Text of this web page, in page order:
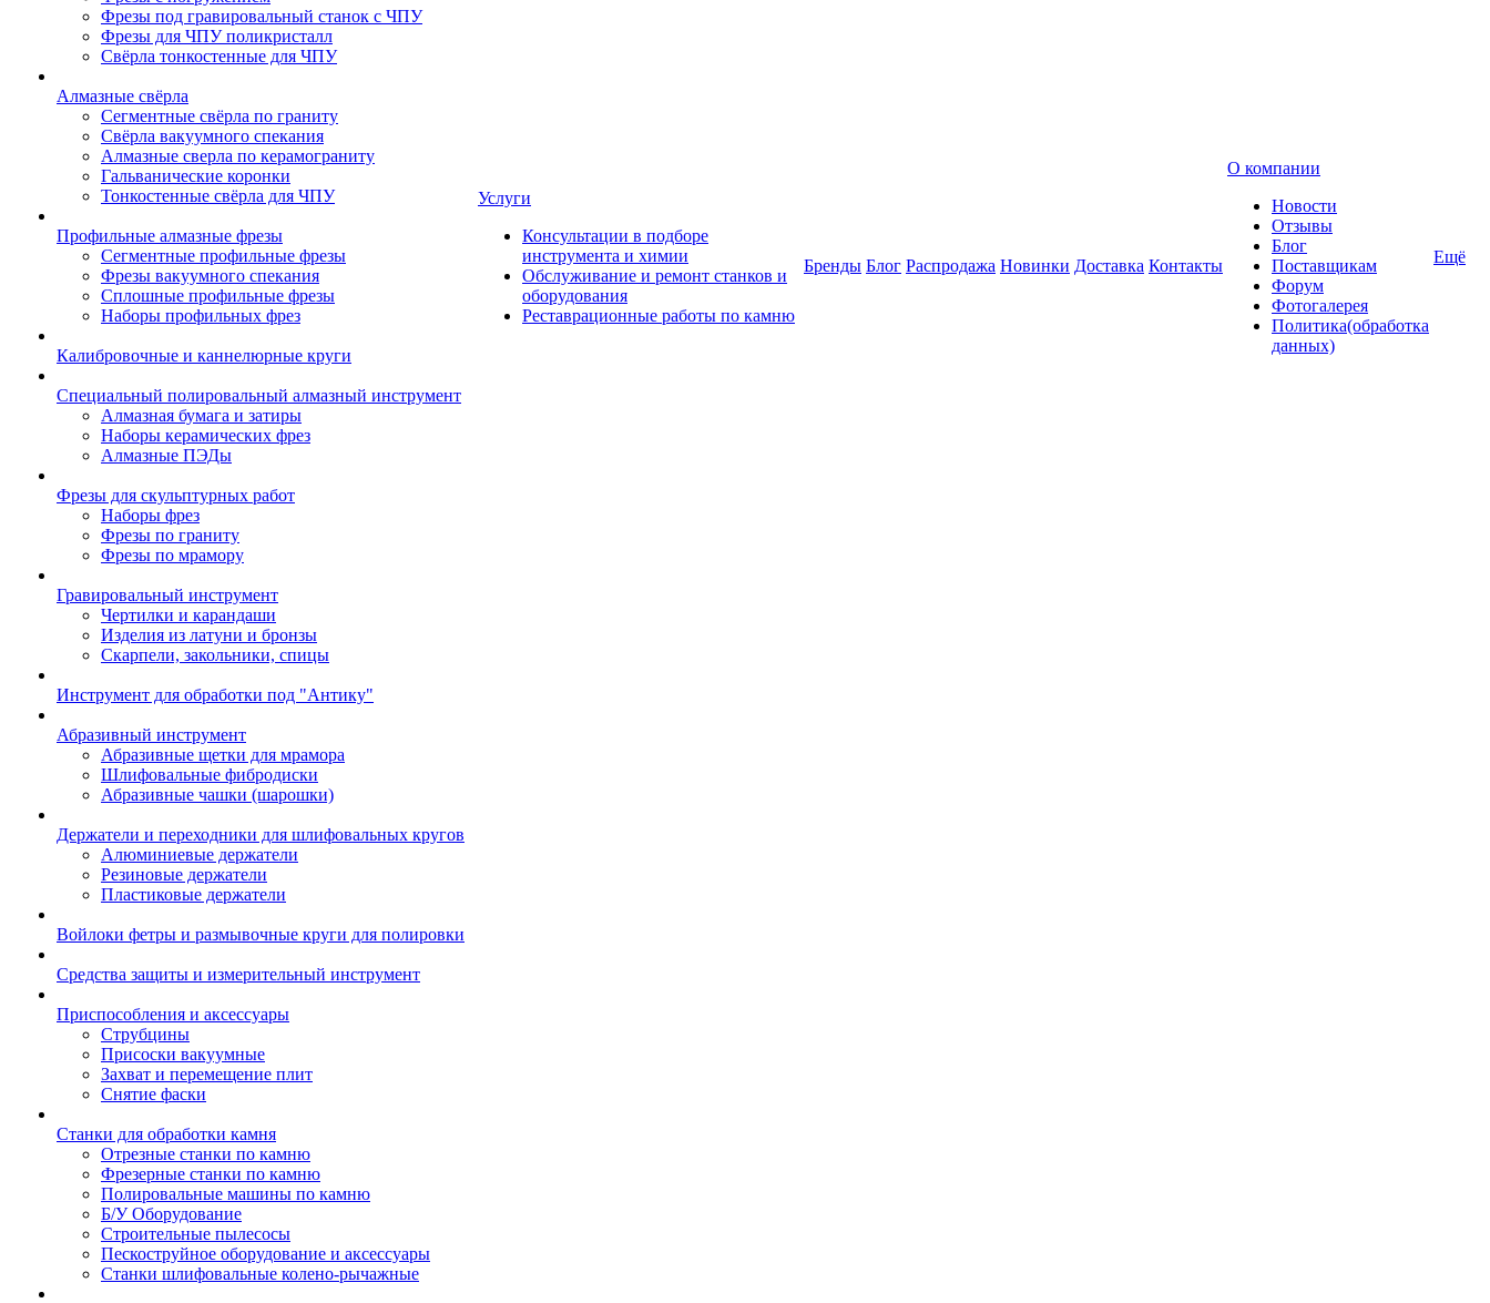
Фрезы под гравировальный станок с ЧПУ
Фрезы для ЧПУ поликристалл
Свёрла тонкостенные для ЧПУ
Алмазные свёрла
Сегментные свёрла по граниту
Свёрла вакуумного спекания
Алмазные сверла по керамограниту
Гальванические коронки
Тонкостенные свёрла для ЧПУ
Профильные алмазные фрезы
Сегментные профильные фрезы
Фрезы вакуумного спекания
Сплошные профильные фрезы
Наборы профильных фрез
Калибровочные и каннелюрные круги
Специальный полировальный алмазный инструмент
Алмазная бумага и затиры
Наборы керамических фрез
Алмазные ПЭДы
Фрезы для скульптурных работ
Наборы фрез
Фрезы по граниту
Фрезы по мрамору
Гравировальный инструмент
Чертилки и карандаши
Изделия из латуни и бронзы
Скарпели, закольники, спицы
Инструмент для обработки под "Антику"
Абразивный инструмент
Абразивные щетки для мрамора
Шлифовальные фибродиски
Абразивные чашки (шарошки)
Держатели и переходники для шлифовальных кругов
Алюминиевые держатели
Резиновые держатели
Пластиковые держатели
Войлоки фетры и размывочные круги для полировки
Средства защиты и измерительный инструмент
Приспособления и аксессуары
Струбцины
Присоски вакуумные
Захват и перемещение плит
Снятие фаски
Станки для обработки камня
Отрезные станки по камню
Фрезерные станки по камню
Полировальные машины по камню
Б/У Оборудование
Строительные пылесосы
Пескоструйное оборудование и аксессуары
Станки шлифовальные колено-рычажные
Услуги
Консультации в подборе
инструмента и химии
Обслуживание и ремонт станков и
оборудования
Реставрационные работы по камню
Бренды Блог Распродажа Новинки Доставка Контакты
О компании
Новости
Отзывы
Блог
Поставщикам
Форум
Фотогалерея
Политика(обработка
данных)
Ещё